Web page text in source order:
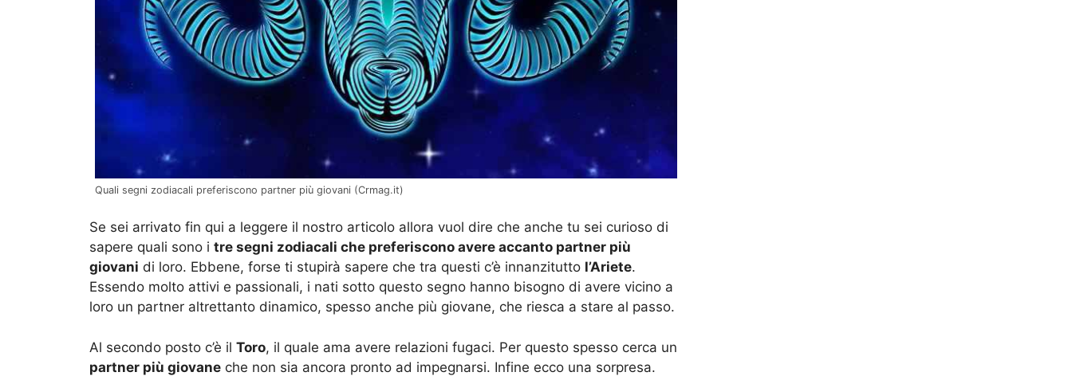
Quali segni zodiacali preferiscono partner più giovani (Crmag.it)
Se sei arrivato fin qui a leggere il nostro articolo allora vuol dire che anche tu sei curioso di
sapere quali sono i tre segni zodiacali che preferiscono avere accanto partner più
giovani di loro. Ebbene, forse ti stupirà sapere che tra questi c’è innanzitutto l’Ariete.
Essendo molto attivi e passionali, i nati sotto questo segno hanno bisogno di avere vicino a
loro un partner altrettanto dinamico, spesso anche più giovane, che riesca a stare al passo.
Al secondo posto c’è il Toro, il quale ama avere relazioni fugaci. Per questo spesso cerca un
partner più giovane che non sia ancora pronto ad impegnarsi. Infine ecco una sorpresa.